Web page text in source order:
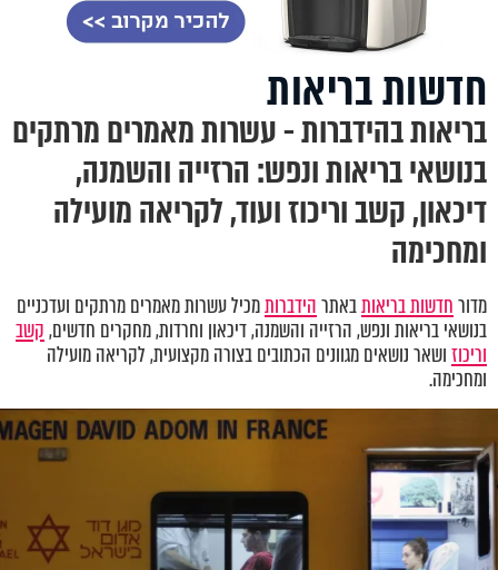
חדשות בריאות
בריאות בהידברות - עשרות מאמרים מרתקים
בנושאי בריאות ונפש: הרזייה והשמנה,
דיכאון, קשב וריכוז ועוד, לקריאה מועילה
ומחכימה
מדורחדשות בריאותבאתרהידברותמכיל עשרות מאמרים מרתקים ועדכניים
בנושאי בריאות ונפש,הרזייה והשמנה, דיכאון וחרדות,מחקרים חדשים,קשב
וריכוזושאר נושאים מגוונים הכתובים בצורה מקצועית, לקריאה מועילה
ומחכימה.